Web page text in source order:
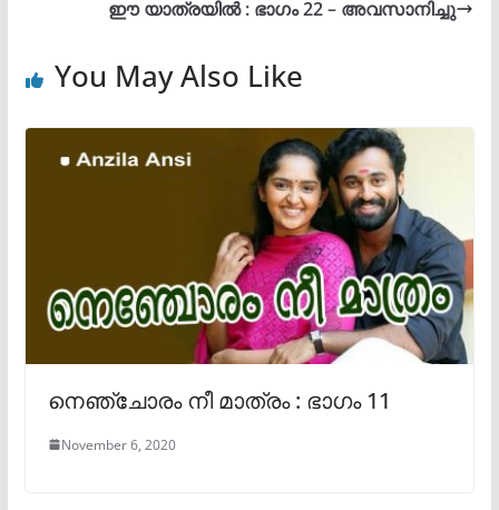
ഈ യാത്രയിൽ : ഭാഗം 22 – അവസാനിച്ചു
You May Also Like
നെഞ്ചോരം നീ മാത്രം : ഭാഗം 11
November 6, 2020